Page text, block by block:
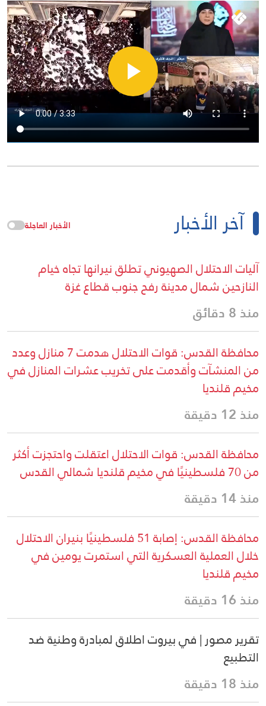
آخر الأخبار الأخبار العاجلة
آليات الاحتلال الصهيوني تطلق نيرانها تجاه خيام
النازحين شمال مدينة رفح جنوب قطاع غزة
منذ 8 دقائق
محافظة القدس: قوات الاحتلال هدمت 7 منازل وعدد
من المنشآت وأقدمت على تخريب عشرات المنازل في
مخيم قلنديا
منذ 12 دقيقة
محافظة القدس: قوات الاحتلال اعتقلت واحتجزت أكثر
من 70 فلسطينيًا في مخيم قلنديا شمالي القدس
منذ 14 دقيقة
محافظة القدس: إصابة 51 فلسطينيًا بنيران الاحتلال
خلال العملية العسكرية التي استمرت يومين في
مخيم قلنديا
منذ 16 دقيقة
تقرير مصور | في بيروت اطلاق لمبادرة وطنية ضد
التطبيع
منذ 18 دقيقة